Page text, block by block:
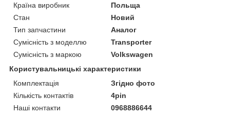
Країна виробник
Польща
Стан
Новий
Тип запчастини
Аналог
Сумісність з моделлю
Transporter
Сумісність з маркою
Volkswagen
Користувальницькі характеристики
Комплектація
Згідно фото
Кількість контактів
4pin
Наші контакти
0968886644